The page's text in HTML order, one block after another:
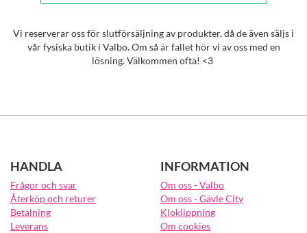
Vi reserverar oss för slutförsäljning av produkter, då de även säljs i
vår fysiska butik i Valbo. Om så är fallet hör vi av oss med en
lösning. Välkommen ofta! <3
HANDLA
Frågor och svar
Återköp och returer
Betalning
Leverans
INFORMATION
Om oss - Valbo
Om oss - Gävle City
Kloklippning
Om cookies